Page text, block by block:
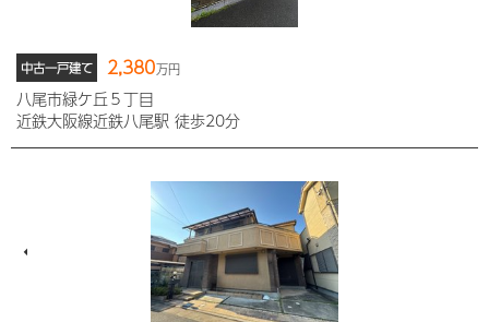
中古一戸建て 2,380万円
八尾市緑ケ丘５丁目
近鉄大阪線近鉄八尾駅 徒歩20分